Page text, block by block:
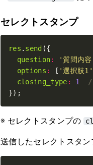
セレクトスタンプ
res . send
question: '質問内
options : [ '選択肢1'
closing_type : 1
});
※ セレクトスタンプの
送信したセレクトスタン